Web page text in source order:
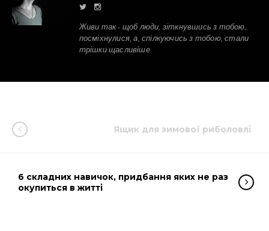
Живи так - щоб люди, зіткнувшись з тобою,
посміхнулися, а, спілкуючись з тобою, стали
трішки щасливіше
Ящик для зимової риболовлі
6 складних навичок, придбання яких не раз
окупиться в житті